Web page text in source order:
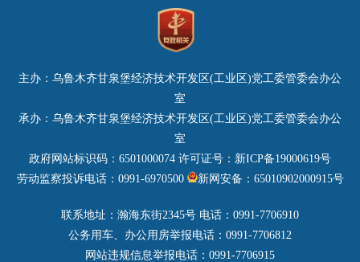
博尔塔拉蒙古自治州
昌吉回族自治州
乌鲁木齐市
哈密市
巴音郭楞蒙古自治州
吐鲁番市
阿克苏地区
喀什地区
克孜勒苏柯尔克孜自治州
和田地区
铁门关市
五家渠市
天山区
沙依巴克区
达坂城区
乌鲁木齐县
科学技术局
工业和信息化局
民政局
司法局
财政局
人力资源和社会保障局
自然资源局
住房和城乡建设局
主办：乌鲁木齐甘泉堡经济技术开发区(工业区)党工委管委会办公
室
承办：乌鲁木齐甘泉堡经济技术开发区(工业区)党工委管委会办公
室
政府网站标识码：6501000074 许可证号：新ICP备19000619号
劳动监察投诉电话：0991-6970500
新网安备：65010902000915号
联系地址：瀚海东街2345号 电话：0991-7706910
公务用车、办公用房举报电话：0991-7706812
网站违规信息举报电话：0991-7706915